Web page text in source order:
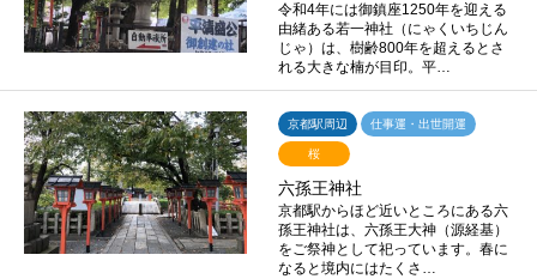
令和4年には御鎮座1250年を迎える
由緒ある若一神社（にゃくいちじん
じゃ）は、樹齢800年を超えるとさ
れる大きな楠が目印。平…
京都駅周辺 仕事運・出世開運
桜
六孫王神社
京都駅からほど近いところにある六
孫王神社は、六孫王大神（源経基）
をご祭神として祀っています。春に
なると境内にはたくさ…